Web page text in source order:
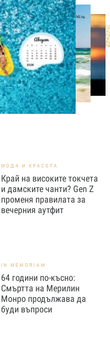
НУМЕРОЛОГИЯ
Нумерологична прогноза
за 5 август, сряда
МОДА И КРАСОТА
Край на високите токчета
и дамските чанти? Gen Z
променя правилата за
вечерния аутфит
IN MEMORIAM
64 години по-късно:
Смъртта на Мерилин
Монро продължава да
буди въпроси